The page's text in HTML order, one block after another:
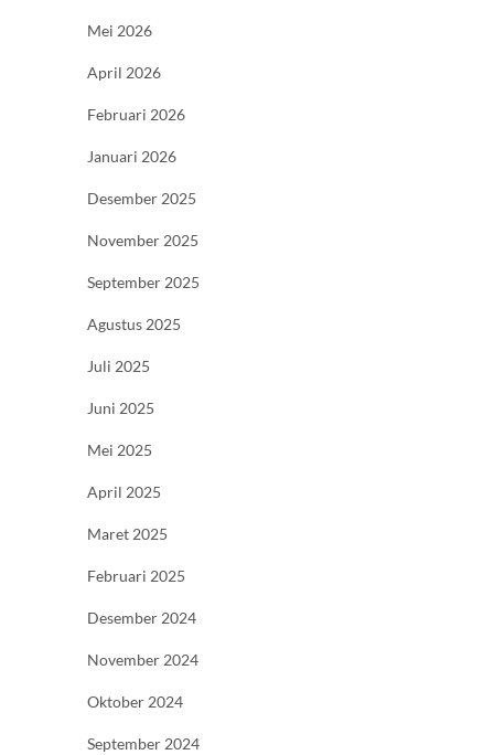
Mei 2026
April 2026
Februari 2026
Januari 2026
Desember 2025
November 2025
September 2025
Agustus 2025
Juli 2025
Juni 2025
Mei 2025
April 2025
Maret 2025
Februari 2025
Desember 2024
November 2024
Oktober 2024
September 2024